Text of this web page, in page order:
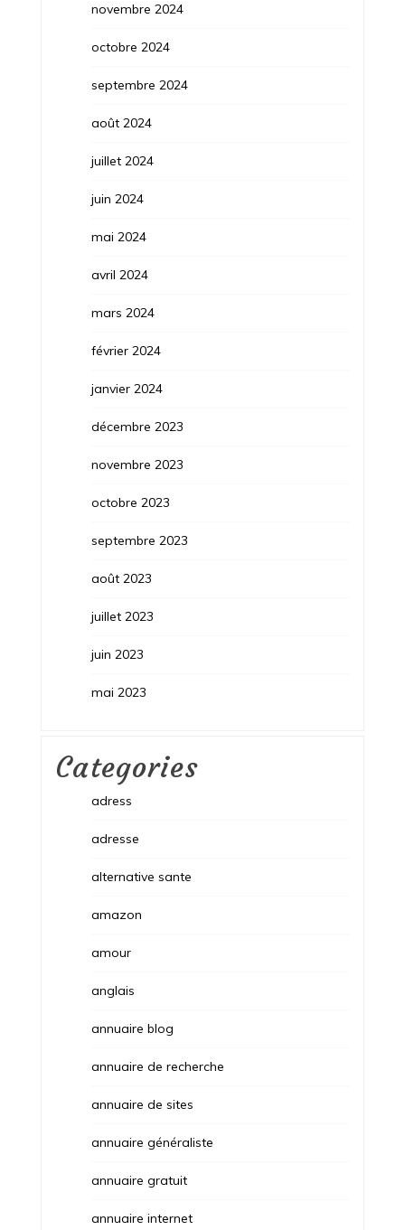
novembre 2024
octobre 2024
septembre 2024
août 2024
juillet 2024
juin 2024
mai 2024
avril 2024
mars 2024
février 2024
janvier 2024
décembre 2023
novembre 2023
octobre 2023
septembre 2023
août 2023
juillet 2023
juin 2023
mai 2023
Categories
adress
adresse
alternative sante
amazon
amour
anglais
annuaire blog
annuaire de recherche
annuaire de sites
annuaire généraliste
annuaire gratuit
annuaire internet